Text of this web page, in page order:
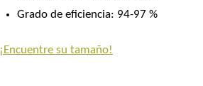
Grado de eficiencia: 94-97 %
¡Encuentre su tamaño!